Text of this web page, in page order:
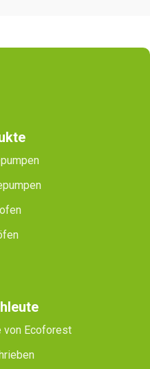
von Ecoforest